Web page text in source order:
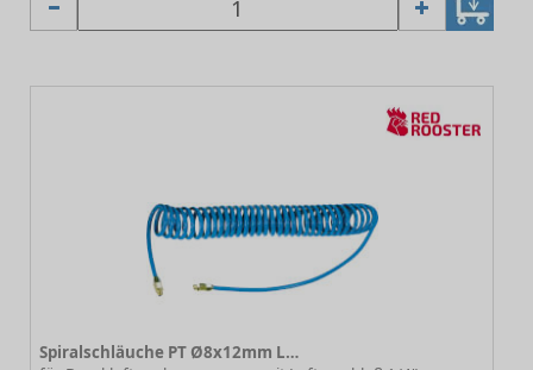
Spiralschläuche PT Ø8x12mm L=5m